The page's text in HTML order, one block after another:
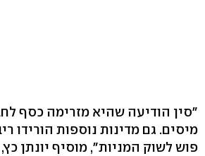
"סין הודיעה שהיא מזרימה כסף
מיסים. גם מדינות נוספות הורידו
פוש לשוק המניות", מוסיף יונתן